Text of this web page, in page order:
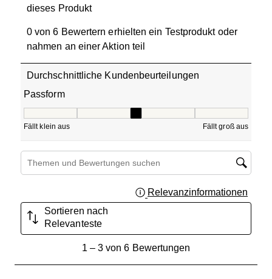
dieses Produkt
0 von 6 Bewertern erhielten ein Testprodukt oder
nahmen an einer Aktion teil
Durchschnittliche Kundenbeurteilungen
Passform
Fällt klein aus Fällt groß aus
Suchthemen und Bewertungen Suchregion
Relevanzinformationen
Sortieren nach
Relevanteste
1– 3 von 6 Bewertungen